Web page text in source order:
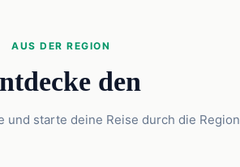
AUS DER REGION
den
und starte deine Reise durch die Region